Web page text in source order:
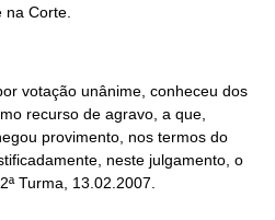
na Corte.
votação unânime, conheceu dos
recurso de agravo, a que,
provimento, nos termos do
neste julgamento, o
Turma, 13.02.2007.